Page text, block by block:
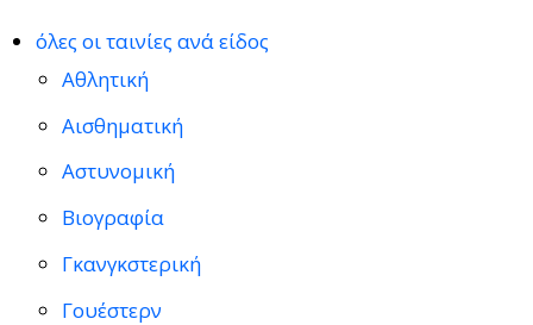
όλες οι ταινίες ανά είδος
Αθλητική
Αισθηματική
Αστυνομική
Βιογραφία
Γκανγκστερική
Γουέστερν